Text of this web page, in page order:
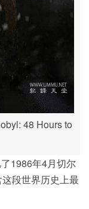
48 Hours to
1986年4月切尔
段世界历史上最